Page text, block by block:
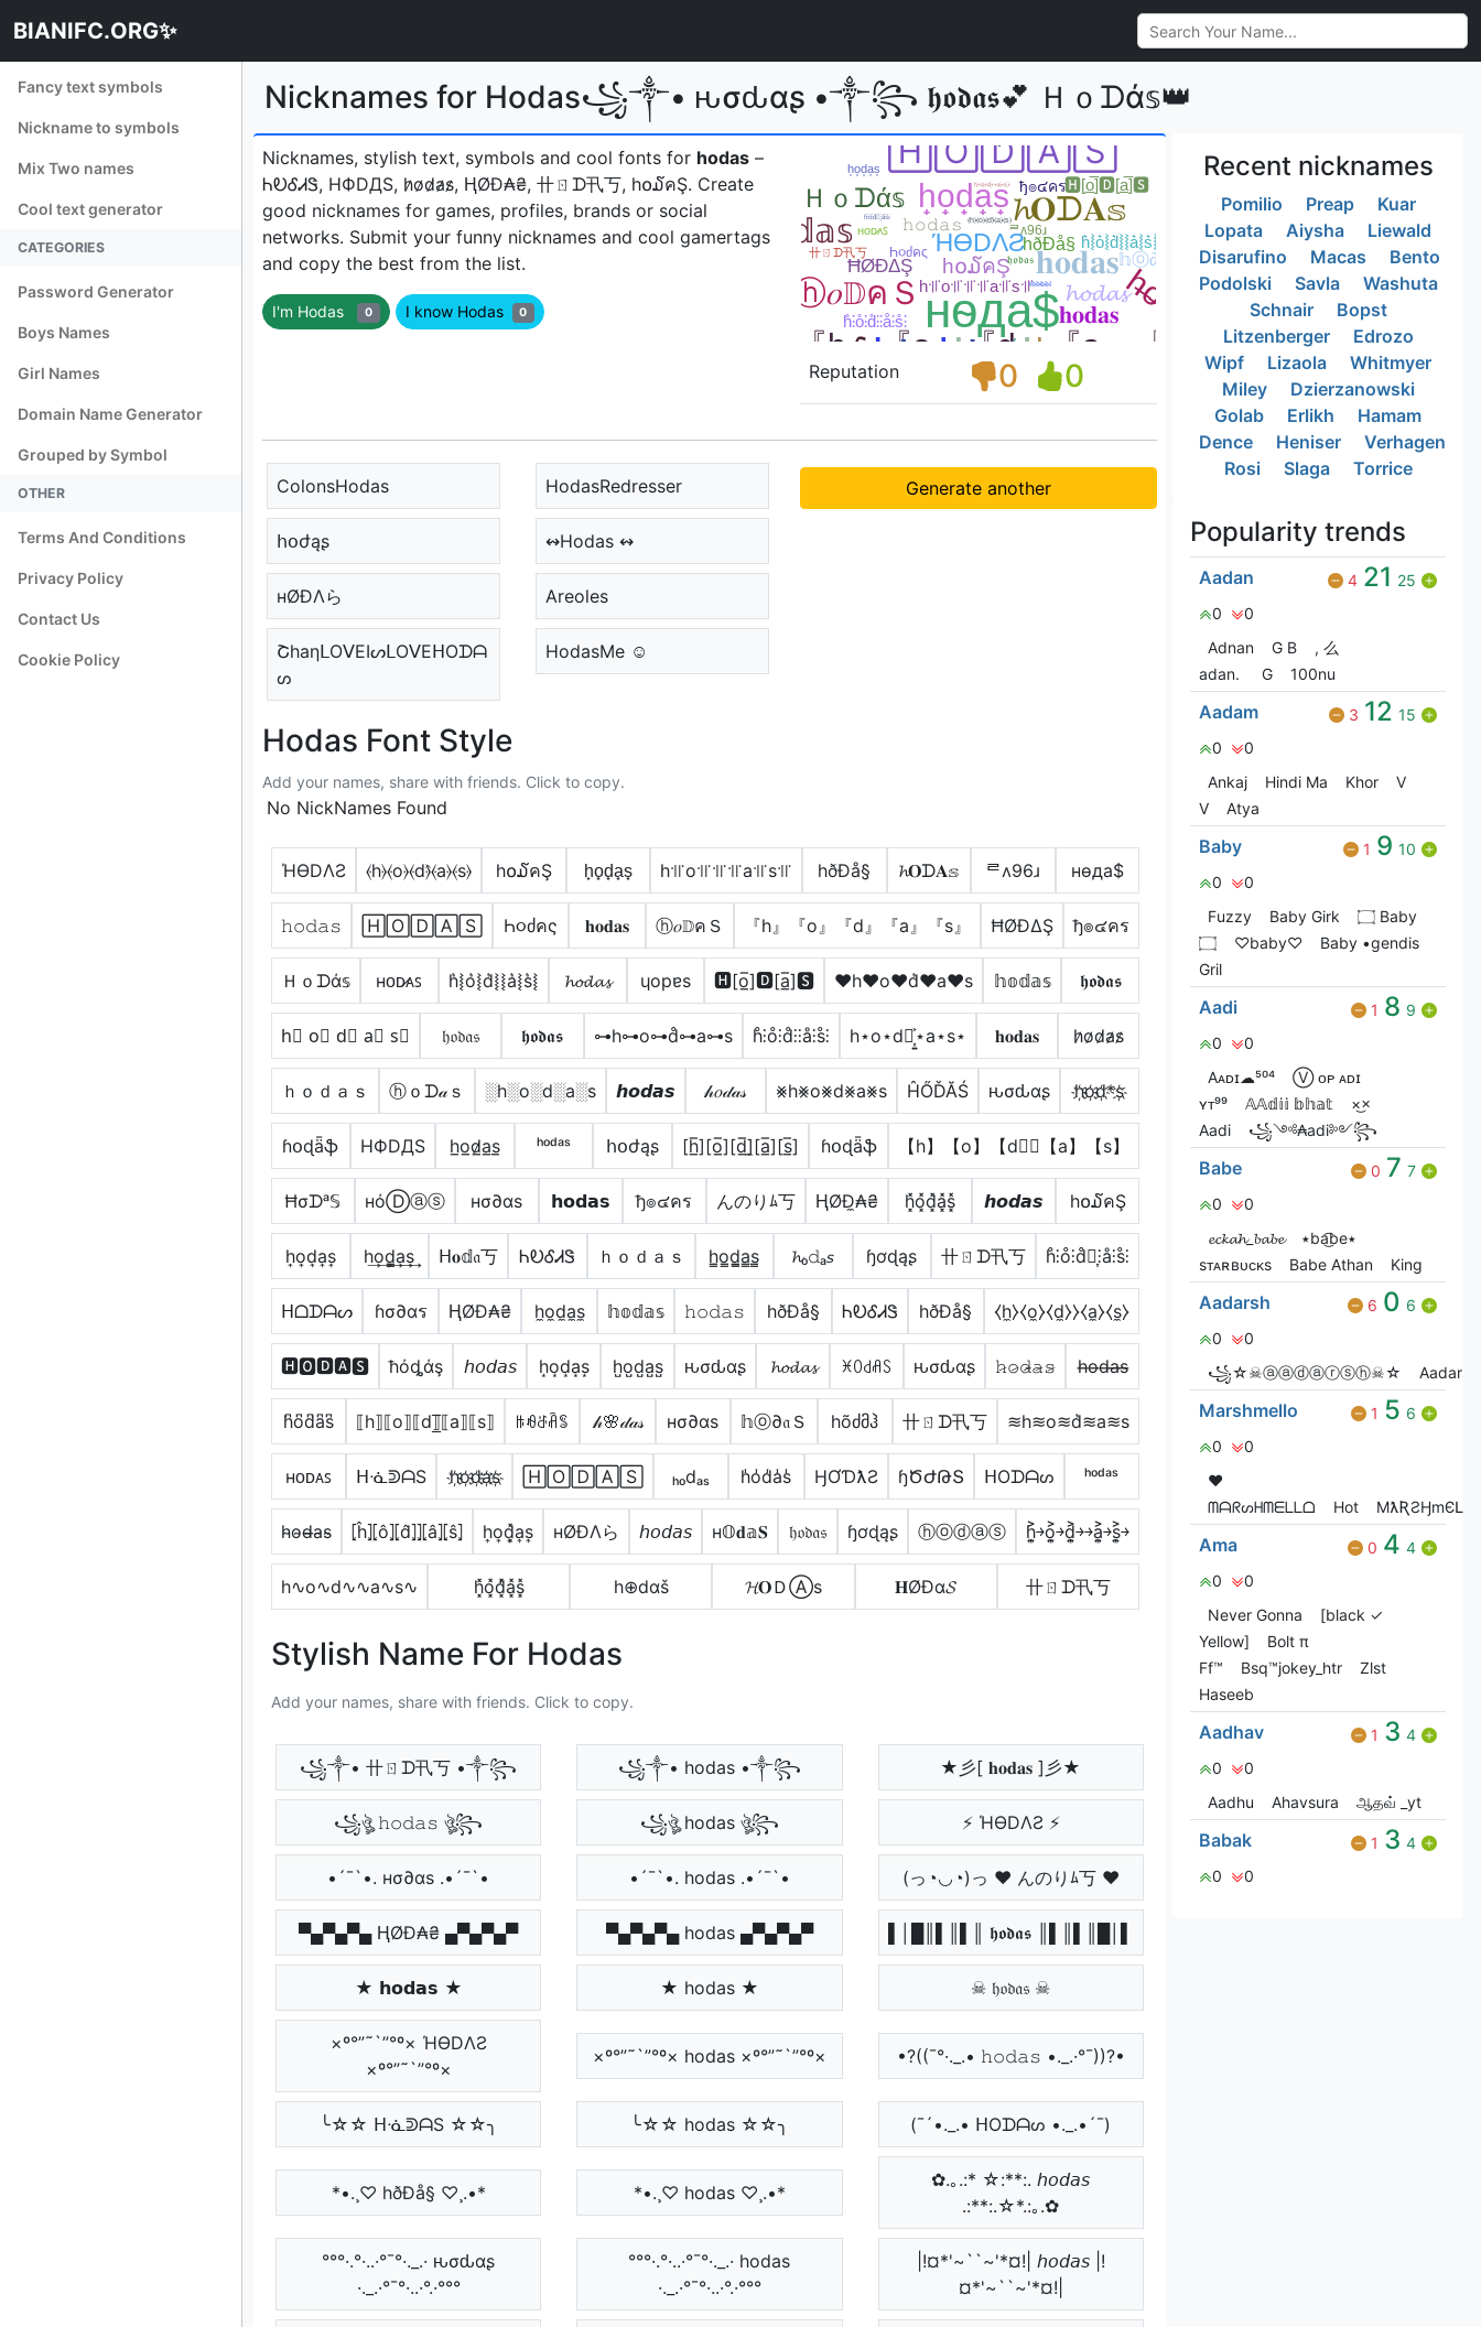
BIANIFC.ORG✨
Fancy text symbols
Nickname to symbols
Mix Two names
Cool text generator
CATEGORIES
Password Generator
Boys Names
Girl Names
Domain Name Generator
Grouped by Symbol
OTHER
Terms And Conditions
Privacy Policy
Contact Us
Cookie Policy
Nicknames for Hodas꧁༒• ԋσԃαʂ •༒꧂ 𝖍𝖔𝖉𝖆𝖘💕 Ｈｏᗪά𝕤👑
Nicknames, stylish text, symbols and cool fonts for hodas –
ᏂᎧᎴᏗᏕ, HФDДS, h̷o̷d̷a̷s̷, ⱧØĐ₳₴, 卄ㄖᗪ卂丂, h໐໓คŞㅤ. Create
good nicknames for games, profiles, brands or social
networks. Submit your funny nicknames and cool gamertags
and copy the best from the list.
I'm Hodas 0 I know Hodas 0
Reputation 0 0
ColonsHodas HodasRedresser
հօժąʂ ↭Hodas ↭
нØÐΛら Areoles
ՇhaηᒪOᐯEIᔕᒪOᐯEᕼOᗪᗩ
ᔕ
HodasMe ☺
Generate another
Hodas Font Style
Add your names, share with friends. Click to copy.
No NickNames Found
ΉӨDΛƧ ⦑h⦒⦑o⦒⦑d⦒̂⦑a⦒⦑s⦒ h໐໓คŞ h̟o̟d̟a̟s̟ h꜉꜍o꜉꜍꜉꜍꜉꜍a꜉꜍s꜉꜍ hðÐå§ 𝓱𝐎ᗪ𝐀𝕤 ᄅʌ96ɹ нѳда$
𝚑𝚘𝚍𝚊𝚜 🄷🄾🄳🄰🅂 Һ૦ძคς 𝐡𝐨𝐝𝐚𝐬 ⓗ𝑜𝔻คＳ 『h』『o』『d』『a』『s』 ĦØĐΔŞ ђ๏๔คร
Ｈｏᗪά𝕤 ʜᴏᴅ̷ᴀꜱ h͛⦚o͛⦚d͛⦚⦚a͛⦚s͛⦚ 𝓱𝓸𝓭𝓪𝓼 ɥopɐs 🅷[o̲̅]🅳[a̲̅]🆂 ♥h♥o♥d͛♥a♥s 𝕙𝕠𝕕𝕒𝕤 𝖍𝖔𝖉𝖆𝖘
h⃣ o⃣ d⃣ a⃣ s⃣ 𝔥𝔬𝔡𝔞𝔰 𝖍𝖔𝖉𝖆𝖘 ⊶h⊶o⊶d̊⊶a⊶s h̊⫶o̊⫶d̊⫶⫶å⫶s̊⫶ h⋆o⋆d⋆͎͍͐⋆a⋆s⋆ 𝐡𝐨𝐝𝐚𝐬 h̷o̷d̷a̷s̷
ｈｏｄａｓ ⓗｏᗪ𝒶ｓ ░h░o░d░a░s 𝙝𝙤𝙙𝙖𝙨 𝒽𝑜𝒹𝒶𝓈 ⨳h⨳o⨳d⨳a⨳s ĤŐĎĂŚ ԋσԃαʂ h҉o҉d҉*s҉
ɦօɖǟֆ HФDДS h̲o̲d̷̲a̲s̲ ʰᵒᵈᵃˢ հօժąʂ [h̲̅][o̲̅][d̲̅]̼[a̲̅][s̲̅] ɦօɖǟֆ 【h】【o】【d】⃣【a】【s】
Ħσᗪᵃ𝕊 нόⒹⓐⓢ нσ∂αѕ 𝗵𝗼𝗱𝗮𝘀 ђ๏๔คร んのりﾑ丂 ⱧØĐ̼₳₴ h͓̽o͓̽d͓̽a͓̽s͓̽ 𝙝𝙤𝙙𝙖𝙨 h໐໓คŞ
h͎o͎d͎a͎s͎ h͢o͢d̳͢a͢s͢ ᕼ𝐨𝕕𝔞丂 ᏂᎧᎴᏗᏕ ｈｏｄａｓ h̳o̳d̳̲a̳s̳ 𝓱ₒ𝚍ₐ𝘴 ɧơɖąʂ 卄ㄖᗪ卂丂 h̊⫶o̊⫶d̊⫶͎⫶å⫶s̊⫶
ᕼᗝᗪᗩᔕ ɦσ∂αร ⱧØĐ₳₴ h̼o̼d̼a̼s̼ 𝕙𝕠𝕕𝕒𝕤 𝚑𝚘𝚍𝚊𝚜 hðÐå§ ᏂᎧᎴᏗᏕ hðÐå§ ⧼h̼⧽⧼o̼⧽⧼d̼⧽⧽⧼a̼⧽⧼s̼⧽
🅷🅾🅳🅰🆂 ħόȡάş 𝘩𝘰𝘥𝘢𝘴 h͙o͙d͙a͙s͙ h̺o̺d̺a̺s̺ ԋσԃαʂ 𝓱𝓸𝓭𝓪𝓼 ꁝꄲ꒯ꋬꇙ ԋσԃαʂ 𝚑̷𝚘̷𝚍̷̴𝚊̷𝚜̷ h̶o̶d̶a̶s̶
h͆o͆d͆a͆s͆ ⟦h⟧⟦o⟧⟦d⟧̲̅⟦a⟧⟦s⟧ ꑛꆂꁕꋫꌚ 𝒽🌸𝒹𝒶𝓈 нσ∂αѕ 𝕙ⓞ∂𝔞Ｓ hõძმჰ 卄ㄖᗪ卂丂 ≋h≋o≋d͛≋a≋s
ʜᴏᴅᴀꜱ ᕼᓍᕲᗩS h҉o҉d҉a҉s҉ 🄷🄾🄳🄰🅂 ₕₒdₐₛ h̾o̾d̾a̾s̾ ӇƠƊƛƧ ɧԾԺԹՏ ᕼOᗪᗩᔕ ʰᵒᵈᵃˢ
h̴o̴d̴̶a̴s̴ ⦏ĥ⦎⦏ô⦎⦏d̂⦎⦎⦏â⦎⦏ŝ⦎ h͎o͎d͎͓̽a͎s͎ нØÐΛら 𝘩𝘰𝘥𝘢𝘴 н𝕆𝐝𝕒𝐒 𝔥𝔬𝔡𝔞𝔰 ɧơɖąʂ ⓗⓞⓓⓐⓢ h͎͍͐￫o͎͍͐￫d͎͍͐￫￫a͎͍͐￫s͎͍͐￫
h∿o∿d∿∿a∿s∿ h͓̽o͓̽d͓̽̾a͓̽s͓̽ h⊕dαš 𝓗𝐎ＤⒶѕ 𝐇ØĐα𝓢 卄ㄖᗪ卂丂
Stylish Name For Hodas
Add your names, share with friends. Click to copy.
꧁༒• 卄ㄖᗪ卂丂 •༒꧂ ꧁༒• hodas •༒꧂ ★彡[ 𝐡𝐨𝐝𝐚𝐬 ]彡★
꧁ঔৣ 𝚑𝚘𝚍𝚊𝚜 ঔৣ꧂ ꧁ঔৣ hodas ঔৣ꧂ ⚡ ΉӨDΛƧ ⚡
•´¯`•. нσ∂αѕ .•´¯`• •´¯`•. hodas .•´¯`• (っ◔◡◔)っ ♥ んのりﾑ丂 ♥
▀▄▀▄▀▄ ⱧØĐ₳₴ ▄▀▄▀▄▀ ▀▄▀▄▀▄ hodas ▄▀▄▀▄▀ ▌│█║▌║▌║ 𝖍𝖔𝖉𝖆𝖘 ║▌║▌║█│▌
★ 𝗵𝗼𝗱𝗮𝘀 ★ ★ hodas ★ ☠ 𝔥𝔬𝔡𝔞𝔰 ☠
×º°”˜`”°º× ΉӨDΛƧ
×º°”˜`”°º×
×º°”˜`”°º× hodas ×º°”˜`”°º× •?((¯°·._.• 𝚑𝚘𝚍𝚊𝚜 •._.·°¯))?•
╰☆☆ ᕼᓍᕲᗩS ☆☆╮ ╰☆☆ hodas ☆☆╮ (¯´•._.• ᕼOᗪᗩᔕ •._.•´¯)
*•.¸♡ hðÐå§ ♡¸.•* *•.¸♡ hodas ♡¸.•*
✿.｡.:* ☆:**:. 𝘩𝘰𝘥𝘢𝘴
.:**:.☆*.:｡.✿
°°°·.°·..·°¯°·._.· ԋσԃαʂ
·._.·°¯°·..·°.·°°°
°°°·.°·..·°¯°·._.· hodas
·._.·°¯°·..·°.·°°°
|!¤*'~``~'*¤!| 𝘩𝘰𝘥𝘢𝘴 |!
¤*'~``~'*¤!|
Recent nicknames
Pomilio Preap
Kuar
Lopata
Aiysha
Liewald
Disarufino
Macas
Bento
Podolski
Savla
Washuta
Schnair
Bopst
Litzenberger
Edrozo
Wipf
Lizaola
Whitmyer
Miley
Dzierzanowski
Golab
Erlikh
Hamam
Dence
Heniser
Verhagen
Rosi
Slaga Torrice
Popularity trends
Aadan 4 21 25
0
0
Adnan
G‎ B
, 么
adan.
G 100nu
Aadam 3 12 15
0
0
Ankaj
Hindi Ma Khor
V
V
Atya
Baby 1 9 10
0
0
Fuzzy
Baby Girk
۝ Baby
۝
♡baby♡
Baby •gendis
Gril
Aadi 1 8 9
0
0
Aᴀᴅɪ☁︎⁵⁰⁴
Ⓥ︎ ᴏᴘ ᴀᴅɪ
ʏᴛ⁹⁹
𝔸𝔸𝕕𝕚𝕚 𝕓𝕙𝕒𝕥
×͜×
Aadi
꧁༺₳adi༻꧂
Babe 0 7 7
0
0
𝓮𝓬𝓴𝓪𝓱_𝓫𝓪𝓫𝓮
٭ba͜͡be٭
sᴛᴀʀʙᴜᴄᴋs
Babe Athan King
Aadarsh 6 0 6
0
0
꧁☆☠ⓐⓐⓓⓐⓡⓢⓗ☠☆
Aadarsh
Marshmello 1 5 6
0
0
❤️
ᗰᗩᖇᔕᕼᗰᗴᒪᒪᗝ
Hot MƛƦƧӇmЄԼԼƠ
Ama 0 4 4
0
0
Never Gonna
[black ✓
Yellow]
Bolt π
Ff™
Bsq™jokey_htr
Zlst
Haseeb
Aadhav 1 3 4
0
0
Aadhu
Ahavsura ஆதவ் _yt
Babak 1 3 4
0
0